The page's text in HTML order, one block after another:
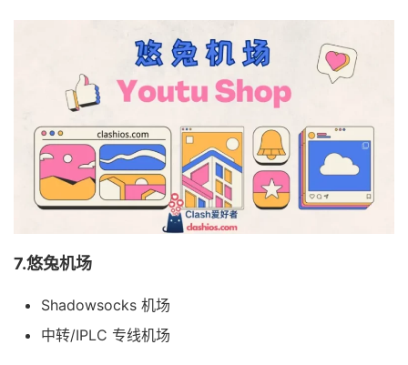
7.悠兔机场
Shadowsocks 机场
中转/IPLC 专线机场